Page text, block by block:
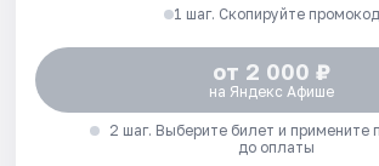
1 шаг. Скопируйте промокод
от 2 000 ₽
на Яндекс Афише
2 шаг. Выберите билет и примените
до оплаты